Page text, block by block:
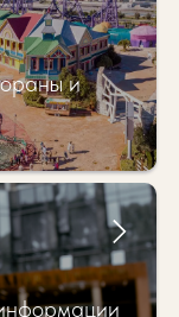
и